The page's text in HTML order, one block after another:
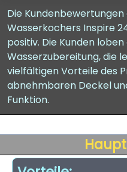
Die Kundenbewertungen
Wasserkochers Inspire
positiv. Die Kunden
Wasserzubereitung, die
vielfältigen Vorteile des
abnehmbaren Deckel
Funktion.